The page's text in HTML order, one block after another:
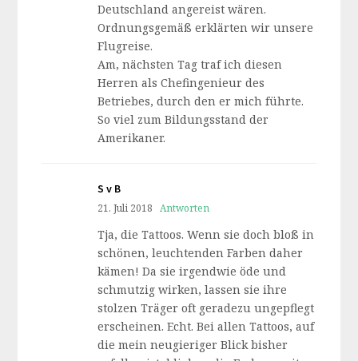
Deutschland angereist wären.
Ordnungsgemäß erklärten wir unsere
Flugreise.
Am, nächsten Tag traf ich diesen
Herren als Chefingenieur des
Betriebes, durch den er mich führte.
So viel zum Bildungsstand der
Amerikaner.
S v B
21. Juli 2018 Antworten
Tja, die Tattoos. Wenn sie doch bloß in
schönen, leuchtenden Farben daher
kämen! Da sie irgendwie öde und
schmutzig wirken, lassen sie ihre
stolzen Träger oft geradezu ungepflegt
erscheinen. Echt. Bei allen Tattoos, auf
die mein neugieriger Blick bisher